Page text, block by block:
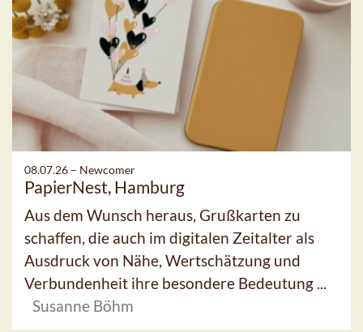
08.07.26 – Newcomer
PapierNest, Hamburg
Aus dem Wunsch heraus, Grußkarten zu
schaffen, die auch im digitalen Zeitalter als
Ausdruck von Nähe, Wertschätzung und
Verbundenheit ihre besondere Bedeutung ...
Susanne Böhm